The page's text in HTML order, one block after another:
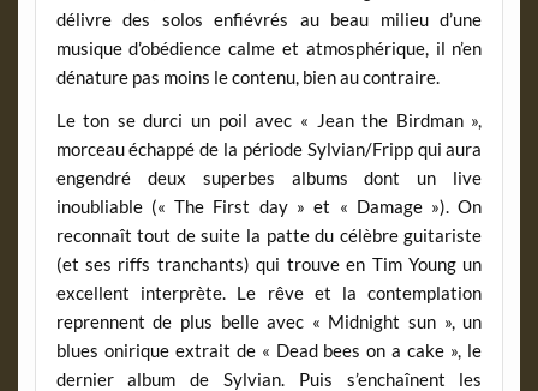
délivre des solos enfiévrés au beau milieu d’une
musique d’obédience calme et atmosphérique, il n’en
dénature pas moins le contenu, bien au contraire.
Le ton se durci un poil avec « Jean the Birdman »,
morceau échappé de la période Sylvian/Fripp qui aura
engendré deux superbes albums dont un live
inoubliable (« The First day » et « Damage »). On
reconnaît tout de suite la patte du célèbre guitariste
(et ses riffs tranchants) qui trouve en Tim Young un
excellent interprète. Le rêve et la contemplation
reprennent de plus belle avec « Midnight sun », un
blues onirique extrait de « Dead bees on a cake », le
dernier album de Sylvian. Puis s’enchaînent les